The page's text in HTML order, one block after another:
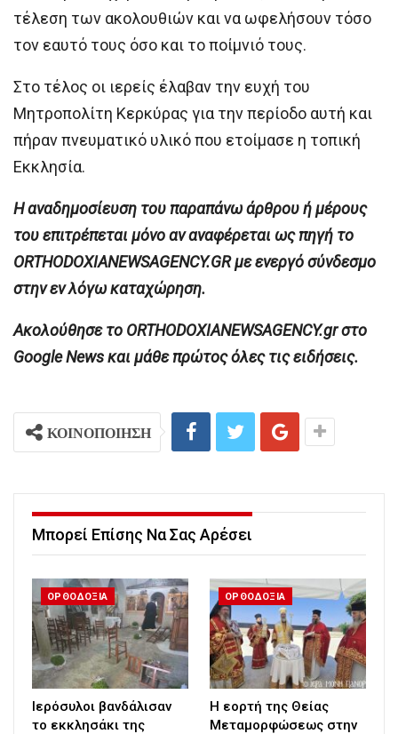
τέλεση των ακολουθιών και να ωφελήσουν τόσο
τον εαυτό τους όσο και το ποίμνιό τους.
Στο τέλος οι ιερείς έλαβαν την ευχή του
Μητροπολίτη Κερκύρας για την περίοδο αυτή και
πήραν πνευματικό υλικό που ετοίμασε η τοπική
Εκκλησία.
H αναδημοσίευση του παραπάνω άρθρου ή μέρους
του επιτρέπεται μόνο αν αναφέρεται ως πηγή το
ORTHODOXIANEWSAGENCY.GR με ενεργό σύνδεσμο
στην εν λόγω καταχώρηση.
Ακολούθησε το ORTHODOXIANEWSAGENCY.gr στο
Google News και μάθε πρώτος όλες τις ειδήσεις.
ΚΟΙΝΟΠΟΙΗΣΗ
Μπορεί Επίσης Να Σας Αρέσει
ΟΡΘΟΔΟΞΙΑ
Ιερόσυλοι βανδάλισαν
το εκκλησάκι της
ΟΡΘΟΔΟΞΙΑ
Η εορτή της Θείας
Μεταμορφώσεως στην